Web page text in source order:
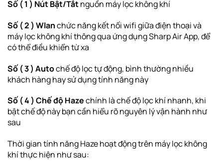
Số ( 1 ) Nút Bật/Tắtnguồn máy lọc không khí
Số ( 2 ) Wlanchức năng kết nối wifi giữa điện thoại và
máy lọc không khí thông qua ứng dụng Sharp Air App, để
có thể điều khiển từ xa
Số ( 3 ) Autochế độ lọc tự động, bình thường nhiều
khách hàng hay sử dụng tính năng này
Số ( 4 ) Chế độ Hazechính là chế độ lọc khí nhanh, khi
bật chế độ này bạn cần hiểu rõ nguyên lý vận hành như
sau
Thời gian tính năng Haze hoạt động trên máy lọc không
khí thực hiện như sau: